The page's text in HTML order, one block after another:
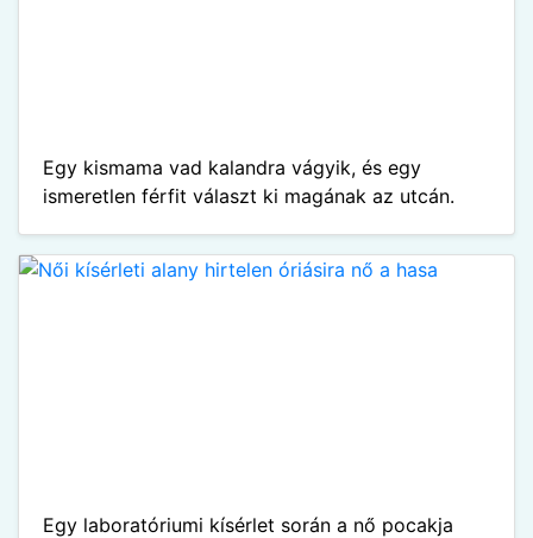
Egy kismama vad kalandra vágyik, és egy
ismeretlen férfit választ ki magának az utcán.
Egy laboratóriumi kísérlet során a nő pocakja